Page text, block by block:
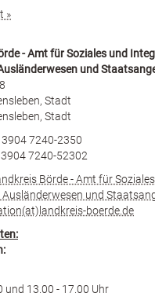
»
- Amt für Soziales und
und
Stadt
Stadt
3904 7240-2350
7240-52302
Börde - Amt für
Ausländerwesen und
boerde.de
und 13.00 - 17.00 Uhr